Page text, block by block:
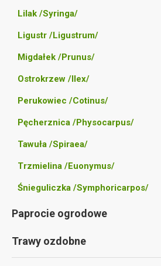
Lilak /Syringa/
Ligustr /Ligustrum/
Migdałek /Prunus/
Ostrokrzew /Ilex/
Perukowiec /Cotinus/
Pęcherznica /Physocarpus/
Tawuła /Spiraea/
Trzmielina /Euonymus/
Śnieguliczka /Symphoricarpos/
Paprocie ogrodowe
Trawy ozdobne